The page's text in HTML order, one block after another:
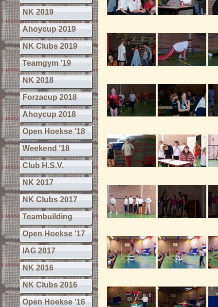
NK 2019
Ahoycup 2019
NK Clubs 2019
Teamgym '19
NK 2018
Forzacup 2018
Ahoycup 2018
Open Hoekse '18
Weekend '18
Club H.S.V.
NK 2017
NK Clubs 2017
Teambuilding
Open Hoekse '17
IAG 2017
NK 2016
NK Clubs 2016
Open Hoekse '16